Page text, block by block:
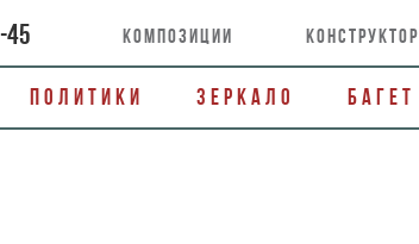
Политики Зеркало Багет
45 конструктор
Композиции